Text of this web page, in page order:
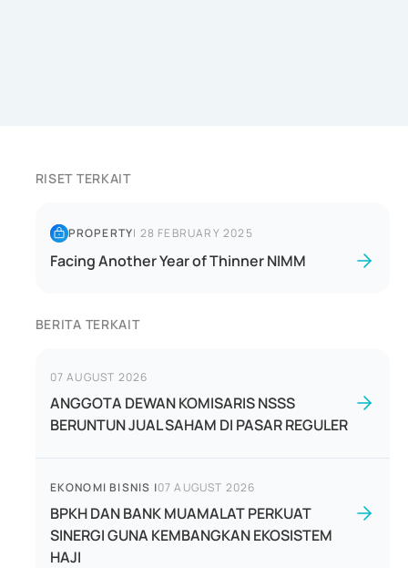
RISET TERKAIT
PROPERTY| 28 FEBRUARY 2025
Facing Another Year of Thinner NIMM
BERITA TERKAIT
07 AUGUST 2026
ANGGOTA DEWAN KOMISARIS NSSS
BERUNTUN JUAL SAHAM DI PASAR REGULER
EKONOMI BISNIS |07 AUGUST 2026
BPKH DAN BANK MUAMALAT PERKUAT
SINERGI GUNA KEMBANGKAN EKOSISTEM
HAJI